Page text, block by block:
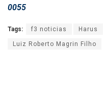
0055
Tags: f3 noticias Harus
Luiz Roberto Magrin Filho